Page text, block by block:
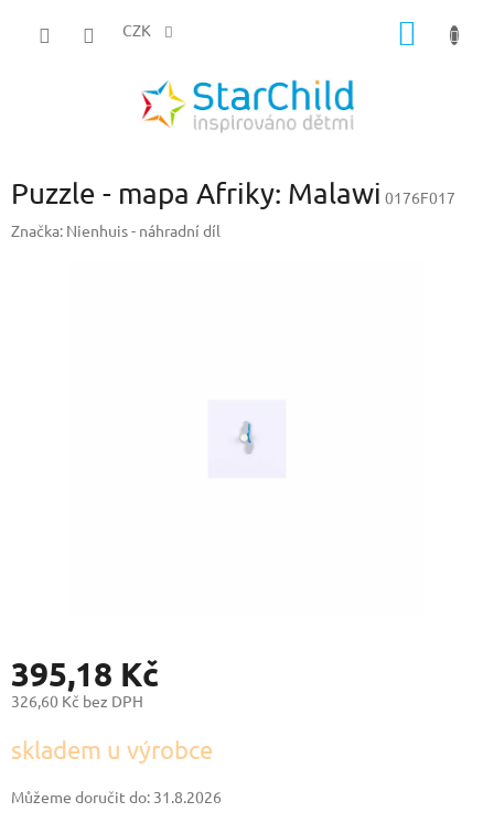
CZK
Puzzle - mapa Afriky: Malawi 0176F017
Značka: Nienhuis - náhradní díl
395,18 Kč
326,60 Kč bez DPH
cena:
skladem u výrobce
Můžeme doručit do: 31.8.2026